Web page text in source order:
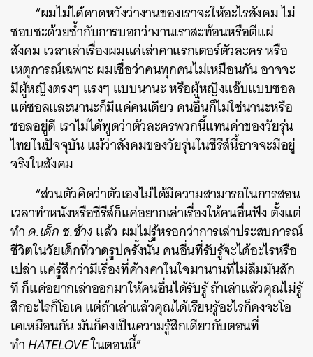
“ผมไม่ได้คาดหวังว่างานของเราจะให้อะไรสังคม ไม่
ชอบซะด้วยซ้ำกับการบอกว่างานเราสะท้อนหรือตีแผ่
สังคม เวลาเล่าเรื่องผมแค่เล่าคาแรกเตอร์ตัวละคร หรือ
เหตุการณ์เฉพาะ ผมเชื่อว่าคนทุกคนไม่เหมือนกัน อาจจะ
มีผู้หญิงตรงๆ แรงๆ แบบนานะ หรือผู้หญิงแอ๊บแบบซอล
แต่ซอลและนานะก็มีแค่คนเดียว คนอื่นก็ไม่ใช่นานะหรือ
ซอลอยู่ดี เราไม่ได้พูดว่าตัวละครพวกนี้แทนค่าของวัยรุ่น
ไทยในปัจจุบัน แม้ว่าสังคมของวัยรุ่นในซีรีส์นี้อาจจะมีอยู่
จริงในสังคม
“ส่วนตัวคิดว่าตัวเองไม่ได้มีความสามารถในการสอน
เวลาทำหนังหรือซีรีส์ก็แค่อยากเล่าเรื่องให้คนอื่นฟัง ตั้งแต่
ทำด.เด็ก ช.ช้างแล้ว ผมไม่รู้หรอกว่าการเล่าประสบการณ์
ชีวิตในวัยเด็กที่วาดรูปครั้งนั้น คนอื่นที่รับรู้จะได้อะไรหรือ
เปล่า แค่รู้สึกว่ามีเรื่องที่ค้างคาในใจมานานที่ไม่ลืมมันสัก
ที ก็แค่อยากเล่าออกมาให้คนอื่นได้รับรู้ ถ้าเล่าแล้วคุณไม่รู้
สึกอะไรก็โอเค แต่ถ้าเล่าแล้วคุณได้เรียนรู้อะไรก็คงจะโอ
เคเหมือนกัน มันก็คงเป็นความรู้สึกเดียวกับตอนที่
ทำHATELOVEในตอนนี้”